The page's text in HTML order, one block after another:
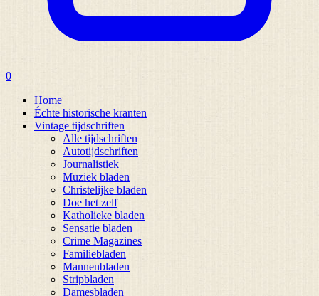
0
Home
Échte historische kranten
Vintage tijdschriften
Alle tijdschriften
Autotijdschriften
Journalistiek
Muziek bladen
Christelijke bladen
Doe het zelf
Katholieke bladen
Sensatie bladen
Crime Magazines
Familiebladen
Mannenbladen
Stripbladen
Damesbladen